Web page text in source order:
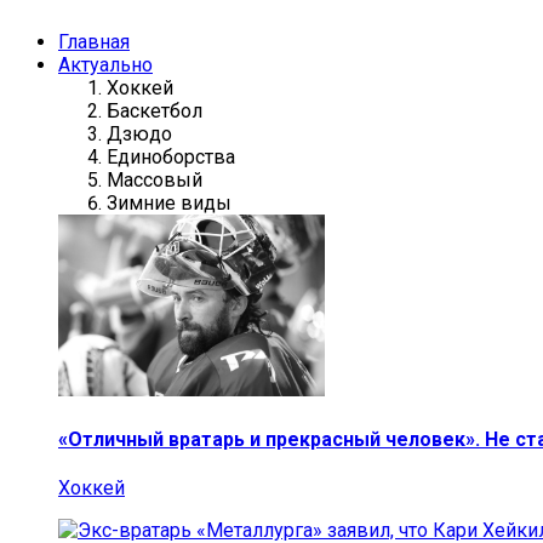
Главная
Актуально
Хоккей
Баскетбол
Дзюдо
Единоборства
Массовый
Зимние виды
«Отличный вратарь и прекрасный человек». Не
Хоккей